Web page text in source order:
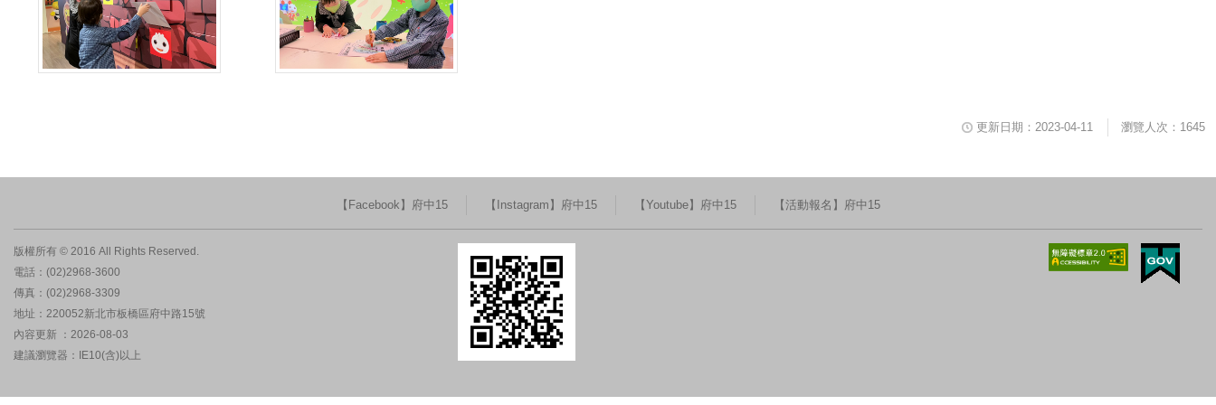
更新日期：2023-04-11 瀏覽人次：1645
【Facebook】府中15 【Instagram】府中15 【Youtube】府中15 【活動報名】府中15
版權所有 © 2016 All Rights Reserved.
電話：(02)2968-3600
傳真：(02)2968-3309
地址：220052新北市板橋區府中路15號
內容更新 ：2026-08-03
建議瀏覽器：IE10(含)以上